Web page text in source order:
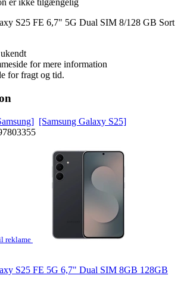
er ikke tilgængelig
S25 FE 6,7" 5G Dual SIM 8/128 GB Sort
for mere information
for fragt og tid.
[Samsung Galaxy S25]
reklame
S25 FE 5G 6,7" Dual SIM 8GB 128GB